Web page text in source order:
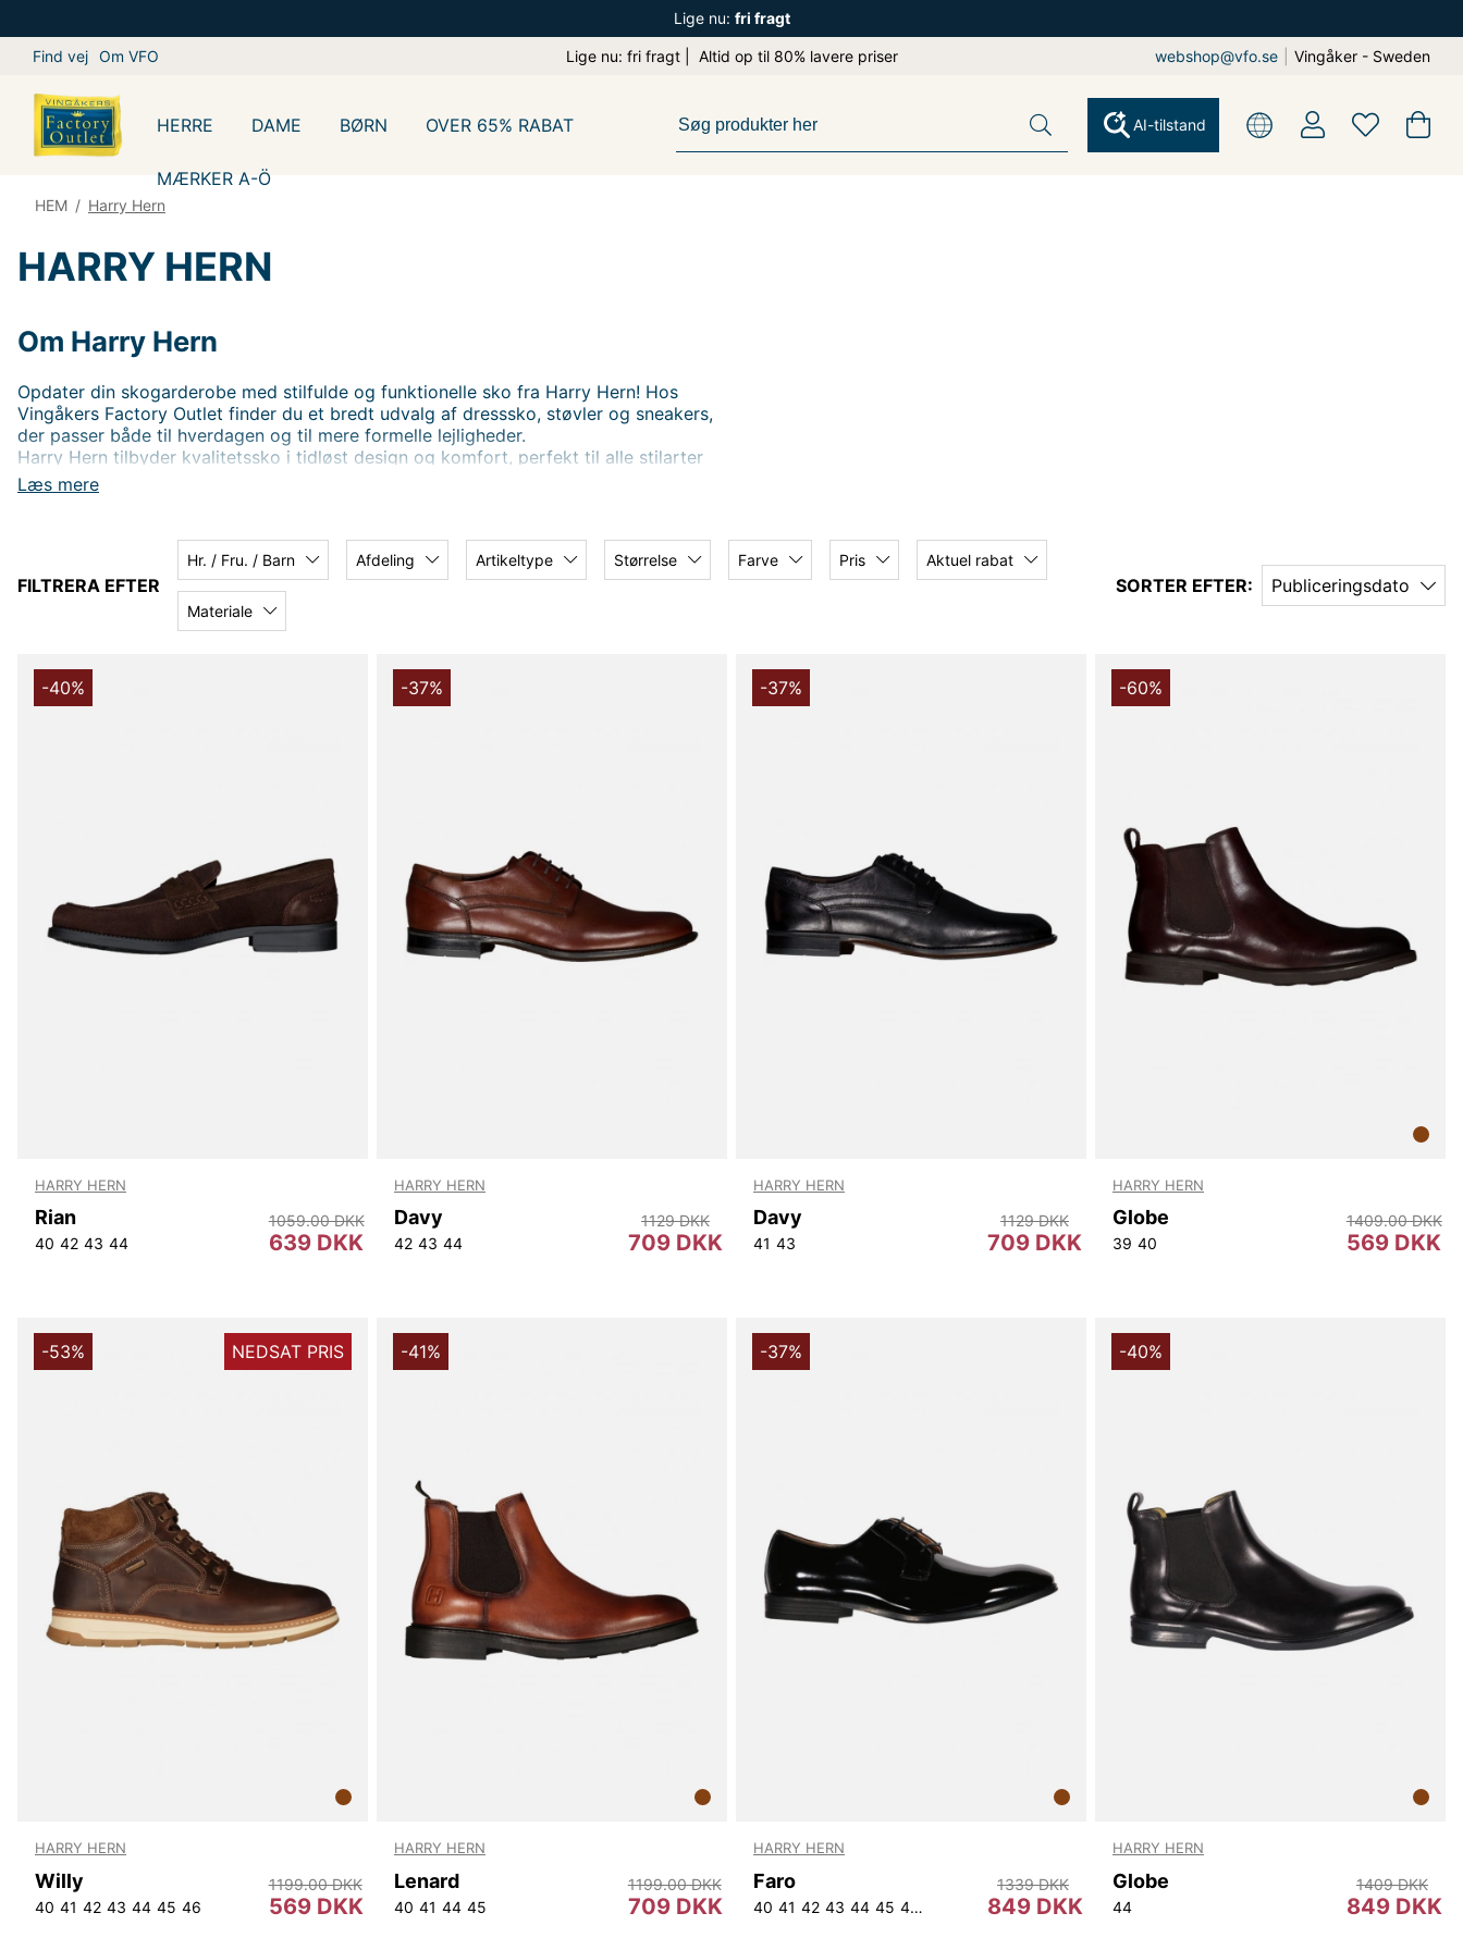
Lige nu: fri fragt
Find vej Om VFO Lige nu: fri fragt | Altid op til 80% lavere priser webshop@vfo.se Vingåker - Sweden
HERRE DAME BØRN OVER 65% RABAT
MÆRKER A-Ö
AI-tilstand
HEM / Harry Hern
HARRY HERN
Læs mere
Om Harry Hern
Opdater din skogarderobe med stilfulde og funktionelle sko fra Harry Hern! Hos
Vingåkers Factory Outlet finder du et bredt udvalg af dresssko, støvler og sneakers,
der passer både til hverdagen og til mere formelle lejligheder.
Harry Hern tilbyder kvalitetssko i tidløst design og komfort, perfekt til alle stilarter
og behov. Shop hos Harry Hern og find din nye favorit – altid til outletpriser.
FILTRERA EFTER
Hr. / Fru. / Barn Afdeling Artikeltype Størrelse Farve Pris Aktuel rabat
Materiale
SORTER EFTER: Publiceringsdato
-40%
HARRY HERN
Rian
40 42 43 44 639 DKK
1059.00 DKK
-37%
HARRY HERN
Davy
42 43 44 709 DKK
1129 DKK
-37%
HARRY HERN
Davy
41 43 709 DKK
1129 DKK
-60%
HARRY HERN
Globe
39 40 569 DKK
1409.00 DKK
-53% NEDSAT PRIS
HARRY HERN
Willy
40 41 42 43 44 45 46 569 DKK
1199.00 DKK
-41%
HARRY HERN
Lenard
40 41 44 45 709 DKK
1199.00 DKK
-37%
HARRY HERN
Faro
40 41 42 43 44 45 46 849 DKK
1339 DKK
-40%
HARRY HERN
Globe
44 849 DKK
1409 DKK